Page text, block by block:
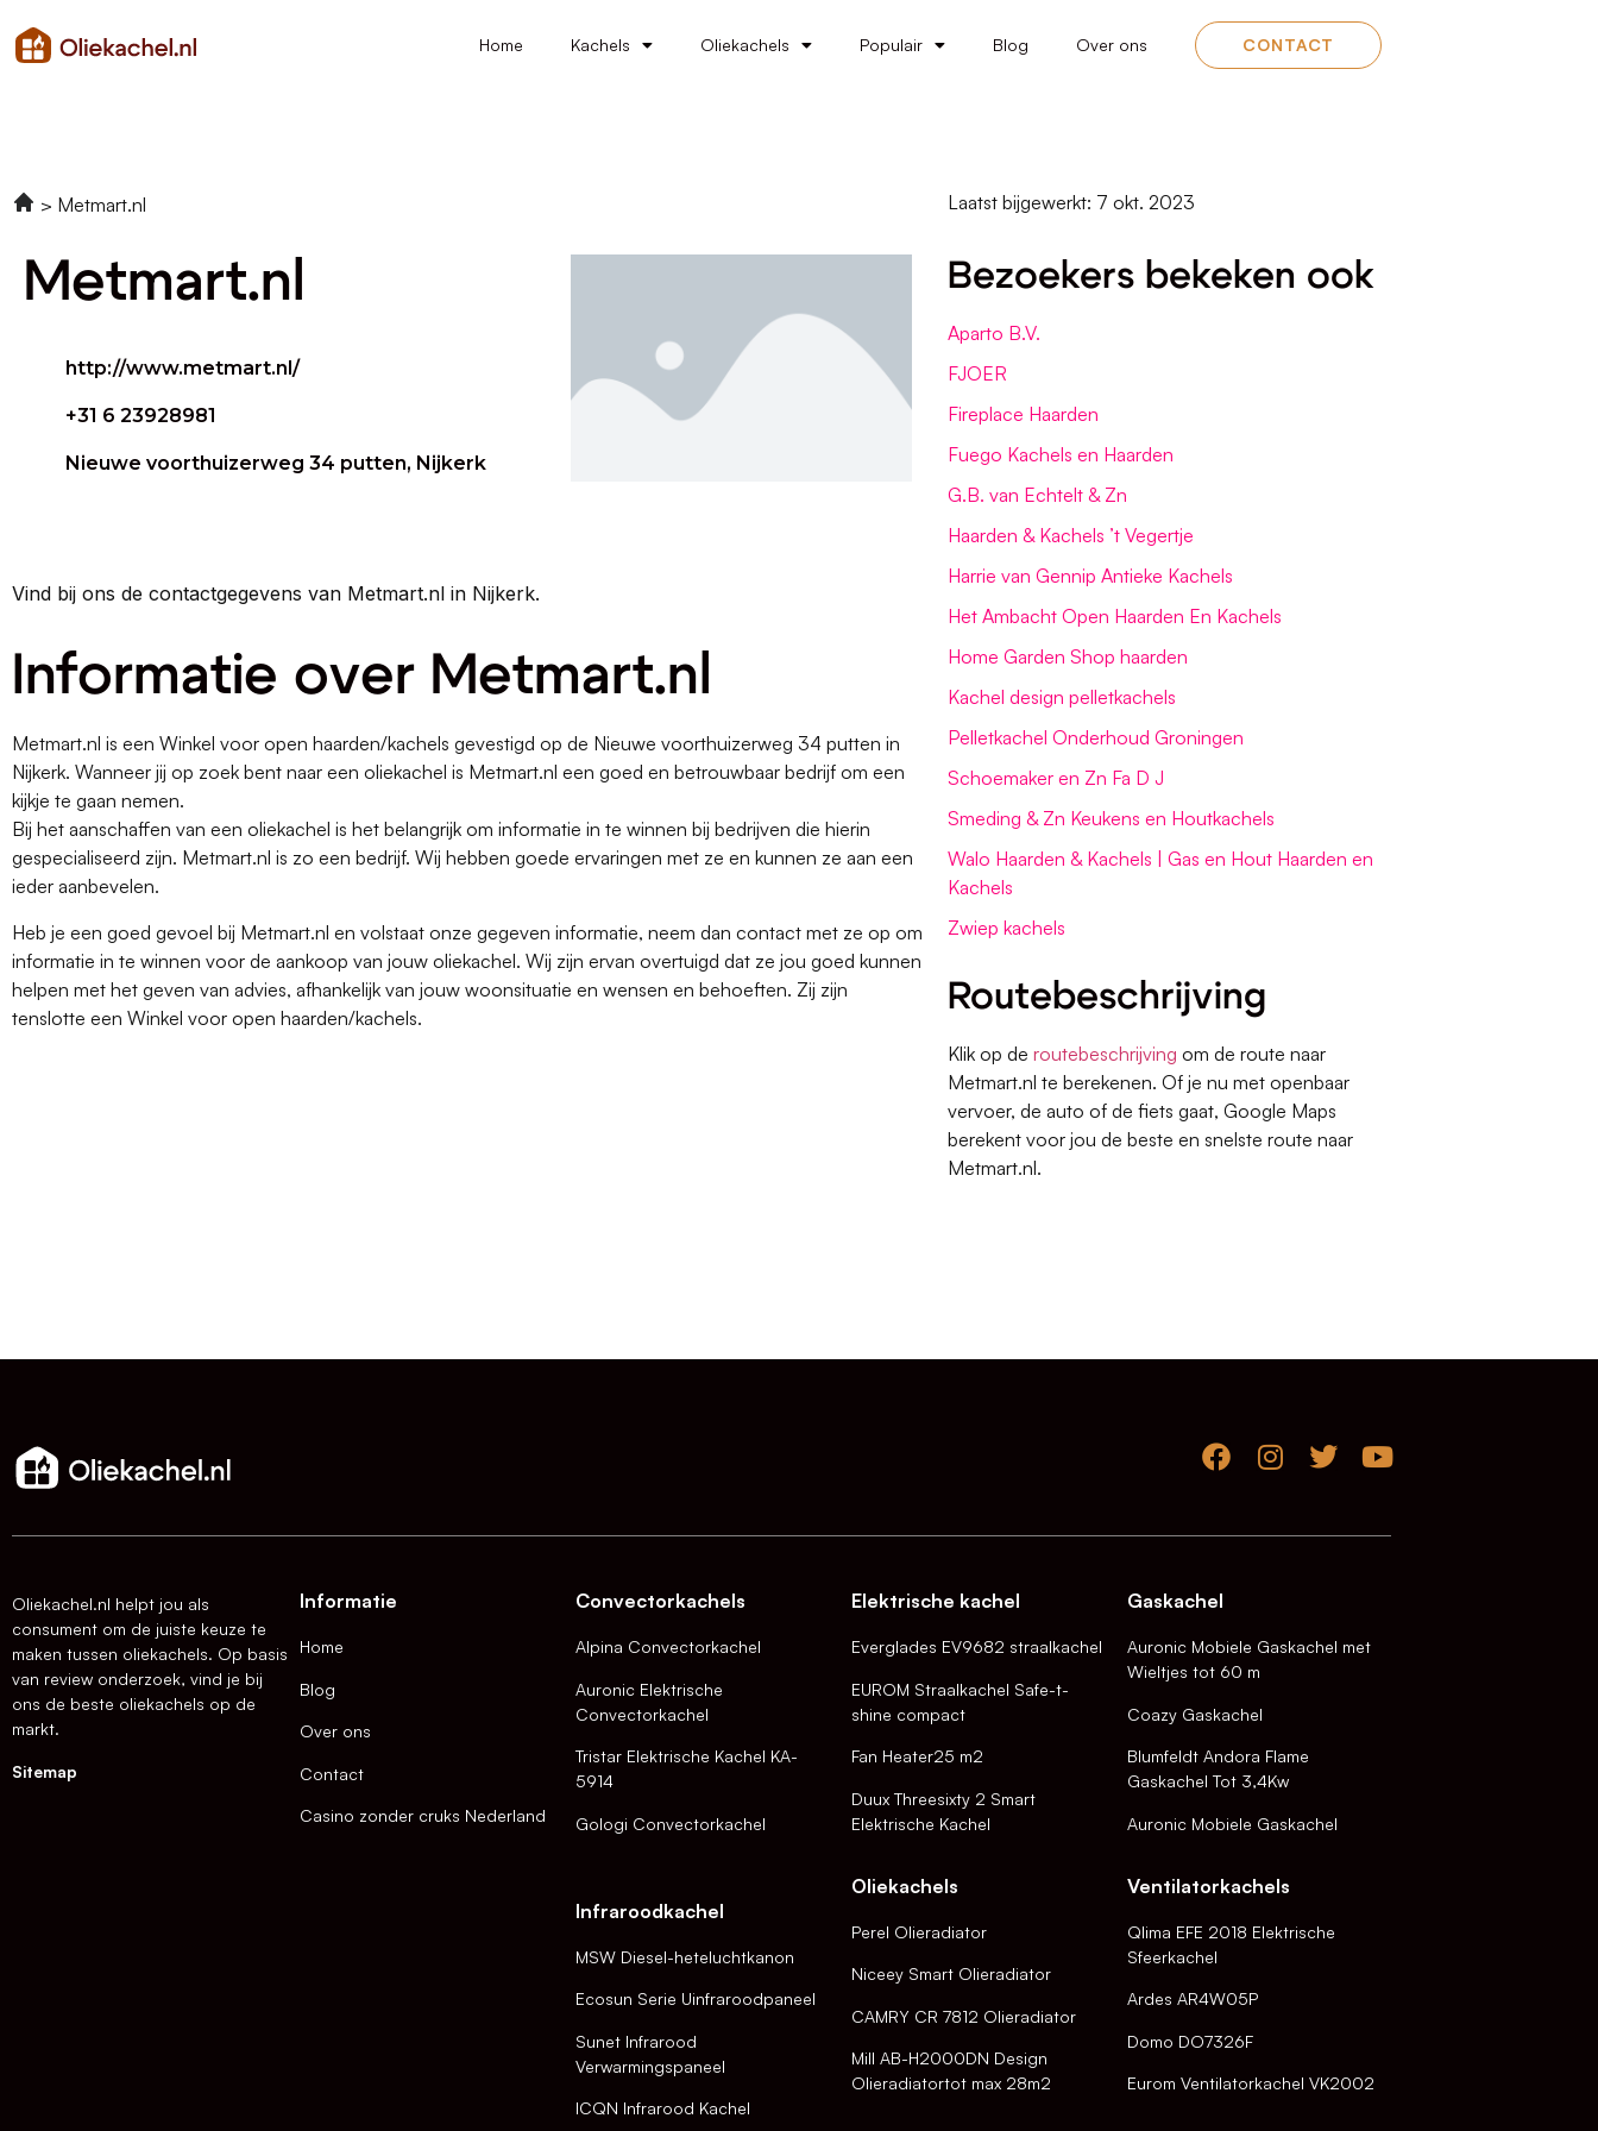
Home Kachels Oliekachels Populair Blog Over ons CONTACT
Metmart.nl
Metmart.nl
http://www.metmart.nl/
+31 6 23928981
Nieuwe voorthuizerweg 34 putten, Nijkerk
Vind bij ons de contactgegevens van Metmart.nl in Nijkerk.
Informatie over Metmart.nl
Metmart.nl is een Winkel voor open haarden/kachels gevestigd op de Nieuwe voorthuizerweg 34 putten in
Nijkerk. Wanneer jij op zoek bent naar een oliekachel is Metmart.nl een goed en betrouwbaar bedrijf om een
kijkje te gaan nemen.
Bij het aanschaffen van een oliekachel is het belangrijk om informatie in te winnen bij bedrijven die hierin
gespecialiseerd zijn. Metmart.nl is zo een bedrijf. Wij hebben goede ervaringen met ze en kunnen ze aan een
ieder aanbevelen.
Heb je een goed gevoel bij Metmart.nl en volstaat onze gegeven informatie, neem dan contact met ze op om
informatie in te winnen voor de aankoop van jouw oliekachel. Wij zijn ervan overtuigd dat ze jou goed kunnen
helpen met het geven van advies, afhankelijk van jouw woonsituatie en wensen en behoeften. Zij zijn
tenslotte een Winkel voor open haarden/kachels.
Laatst bijgewerkt: 7 okt. 2023
Bezoekers bekeken ook
Aparto B.V.
FJOER
Fireplace Haarden
Fuego Kachels en Haarden
G.B. van Echtelt & Zn
Haarden & Kachels ’t Vegertje
Harrie van Gennip Antieke Kachels
Het Ambacht Open Haarden En Kachels
Home Garden Shop haarden
Kachel design pelletkachels
Pelletkachel Onderhoud Groningen
Schoemaker en Zn Fa D J
Smeding & Zn Keukens en Houtkachels
Walo Haarden & Kachels | Gas en Hout Haarden en
Kachels
Zwiep kachels
Routebeschrijving
Klik op de routebeschrijving om de route naar
Metmart.nl te berekenen. Of je nu met openbaar
vervoer, de auto of de fiets gaat, Google Maps
berekent voor jou de beste en snelste route naar
Metmart.nl.
Oliekachel.nl helpt jou als
consument om de juiste keuze te
maken tussen oliekachels. Op basis
van review onderzoek, vind je bij
ons de beste oliekachels op de
markt.
Sitemap
Informatie
Home
Blog
Over ons
Contact
Casino zonder cruks Nederland
Convectorkachels
Alpina Convectorkachel
Auronic Elektrische
Convectorkachel
Tristar Elektrische Kachel KA-
5914
Gologi Convectorkachel
Infraroodkachel
MSW Diesel-heteluchtkanon
Ecosun Serie Uinfraroodpaneel
Sunet Infrarood
Verwarmingspaneel
ICQN Infrarood Kachel
Elektrische kachel
Everglades EV9682 straalkachel
EUROM Straalkachel Safe-t-
shine compact
Fan Heater25 m2
Duux Threesixty 2 Smart
Elektrische Kachel
Oliekachels
Perel Olieradiator
Niceey Smart Olieradiator
CAMRY CR 7812 Olieradiator
Mill AB-H2000DN Design
Olieradiatortot max 28m2
Gaskachel
Auronic Mobiele Gaskachel met
Wieltjes tot 60 m
Coazy Gaskachel
Blumfeldt Andora Flame
Gaskachel Tot 3,4Kw
Auronic Mobiele Gaskachel
Ventilatorkachels
Qlima EFE 2018 Elektrische
Sfeerkachel
Ardes AR4W05P
Domo DO7326F
Eurom Ventilatorkachel VK2002